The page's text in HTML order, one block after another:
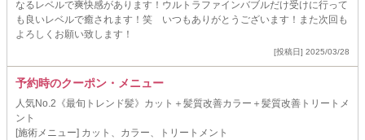
なるレベルで爽快感があります！ウルトラファインバブルだけ受けに行って
も良いレベルで癒されます！笑 いつもありがとうございます！また次回も
よろしくお願い致します！
[投稿日] 2025/03/28
予約時のクーポン・メニュー
人気No.2《最旬トレンド髪》カット＋髪質改善カラー＋髪質改善トリートメ
ント
[施術メニュー] カット、カラー、トリートメント